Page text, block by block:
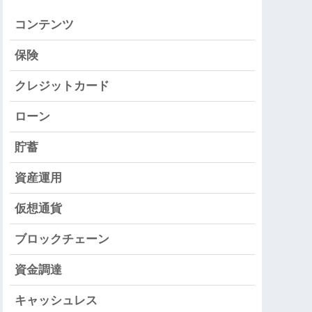
コンテンツ
保険
クレジットカード
ローン
貯蓄
資産運用
仮想通貨
ブロックチェーン
資金調達
キャッシュレス